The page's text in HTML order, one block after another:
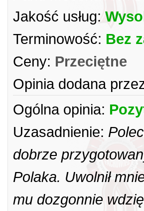
Jakość usług:
Terminowość: Bez
Ceny: Przeciętne
Opinia dodana
Ogólna opinia:
Uzasadnienie:
dobrze
Polaka. Uwolnił
mu dozgonnie